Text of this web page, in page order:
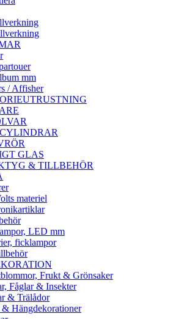
mm
/ Affisher
GLAS
& TILLBEHÖR
materiel
LED mm
ficklampor
Frukt & Grönsaker
Fåglar & Insekter
& Trälådor
Hängdekorationer